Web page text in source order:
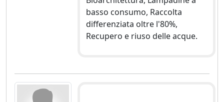
basso consumo, Raccolta
differenziata oltre l'80%,
Recupero e riuso delle acque.